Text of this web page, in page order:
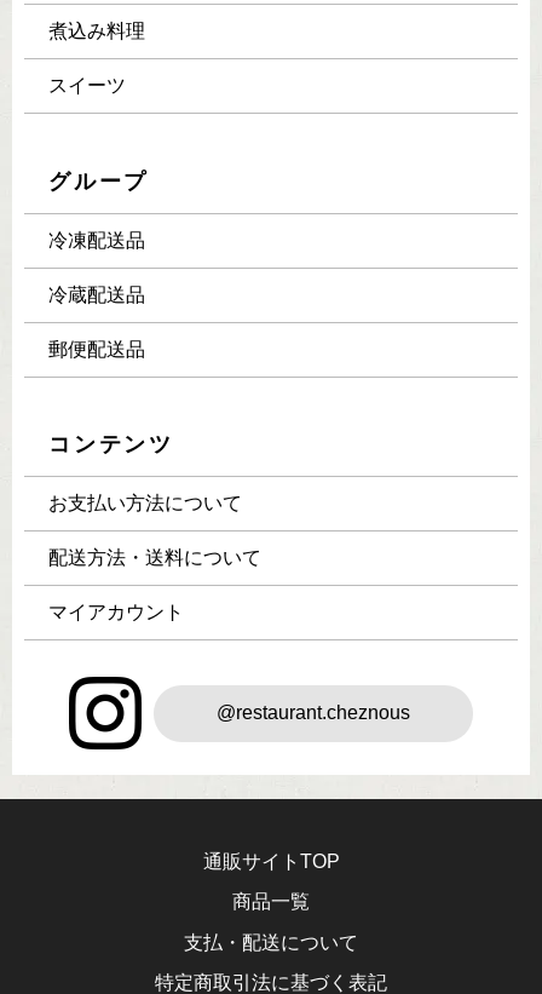
煮込み料理
スイーツ
グループ
冷凍配送品
冷蔵配送品
郵便配送品
コンテンツ
お支払い方法について
配送方法・送料について
マイアカウント
@restaurant.cheznous
通販サイトTOP
商品一覧
支払・配送について
特定商取引法に基づく表記